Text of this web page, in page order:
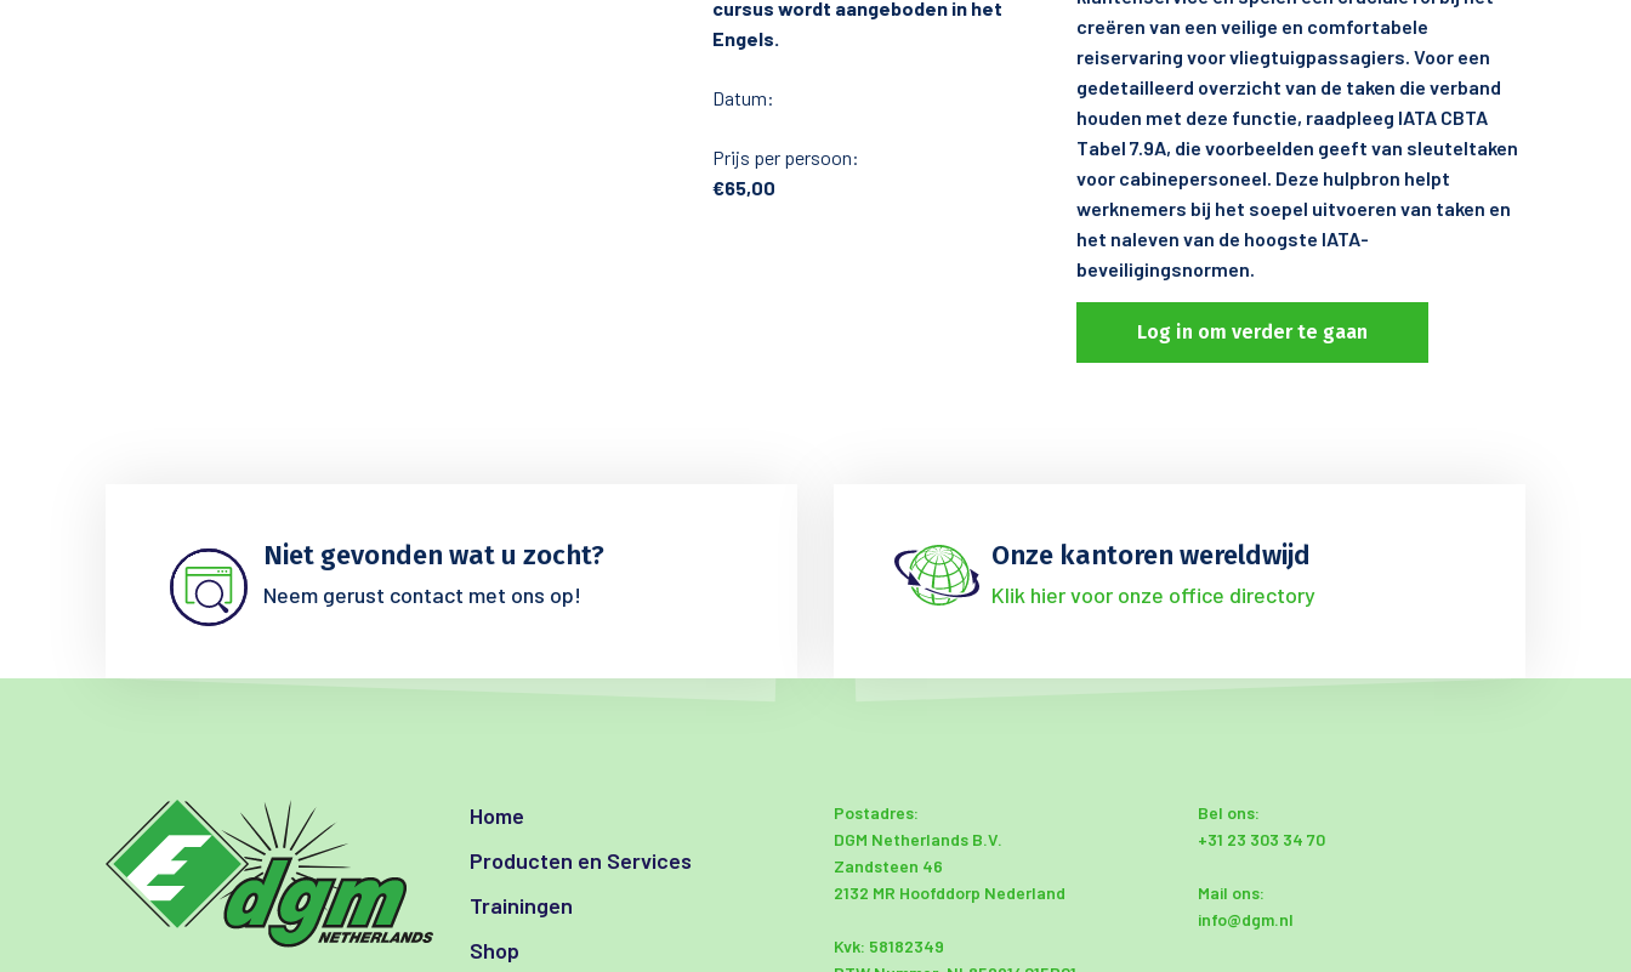
cursus wordt aangeboden in het
Engels.
Datum:
Prijs per persoon:
€65,00
creëren van een veilige en comfortabele
reiservaring voor vliegtuigpassagiers. Voor een
gedetailleerd overzicht van de taken die verband
houden met deze functie, raadpleeg IATA CBTA
Tabel 7.9A, die voorbeelden geeft van sleuteltaken
voor cabinepersoneel. Deze hulpbron helpt
werknemers bij het soepel uitvoeren van taken en
het naleven van de hoogste IATA-
beveiligingsnormen.
Log in om verder te gaan
Niet gevonden wat u zocht?
Neem gerust contact met ons op!
Onze kantoren wereldwijd
Klik hier voor onze office directory
Home
Producten en Services
Trainingen
Shop
Postadres:
DGM Netherlands B.V.
Zandsteen 46
2132 MR Hoofddorp Nederland
Kvk: 58182349
Bel ons:
+31 23 303 34 70
Mail ons:
info@dgm.nl